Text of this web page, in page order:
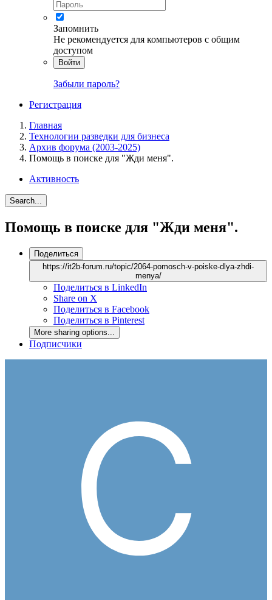
Запомнить
Не рекомендуется для компьютеров с общим
доступом
Войти
Забыли пароль?
Регистрация
Главная
Технологии разведки для бизнеса
Архив форума (2003-2025)
Помощь в поиске для "Жди меня".
Активность
Search...
Помощь в поиске для "Жди меня".
Поделиться
https://it2b-forum.ru/topic/2064-pomosch-v-poiske-dlya-zhdi-
menya/
Поделиться в LinkedIn
Share on X
Поделиться в Facebook
Поделиться в Pinterest
More sharing options...
Подписчики